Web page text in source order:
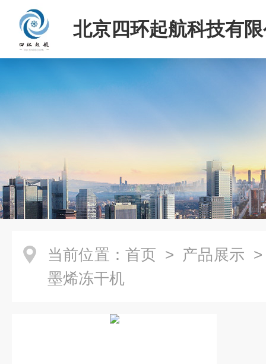
北京四环起航科技有
当前位置： 首页 > 产品展示
墨烯冻干机